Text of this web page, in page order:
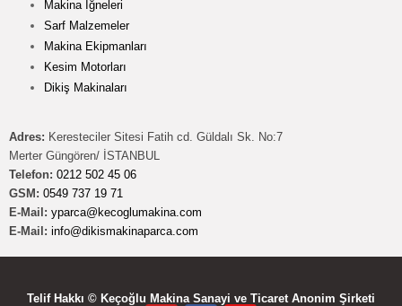
Makina İğneleri
Sarf Malzemeler
Makina Ekipmanları
Kesim Motorları
Dikiş Makinaları
Adres: Keresteciler Sitesi Fatih cd. Güldalı Sk. No:7
Merter Güngören/ İSTANBUL
Telefon: 0212 502 45 06
GSM: 0549 737 19 71
E-Mail: yparca@kecoglumakina.com
E-Mail: info@dikismakinaparca.com
Telif Hakkı © Keçoğlu Makina Sanayi ve Ticaret Anonim Şirketi